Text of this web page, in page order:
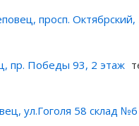
просп. Октябрский,
пр. Победы 93, 2 этаж
ул.Гоголя 58 склад №6